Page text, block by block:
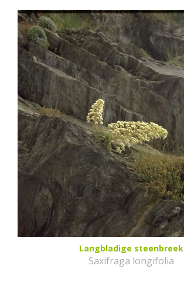
Langbladige steenbreek
Saxifraga longifolia